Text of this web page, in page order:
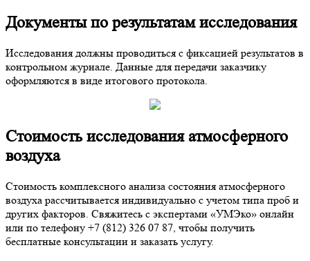
Документы по результатам исследования
Исследования должны проводиться с фиксацией результатов в
контрольном журнале. Данные для передачи заказчику
оформляются в виде итогового протокола.
Стоимость исследования атмосферного
воздуха
Стоимость комплексного анализа состояния атмосферного
воздуха рассчитывается индивидуально с учетом типа проб и
других факторов. Свяжитесь с экспертами «УМЭко» онлайн
или по телефону +7 (812) 326 07 87, чтобы получить
бесплатные консультации и заказать услугу.